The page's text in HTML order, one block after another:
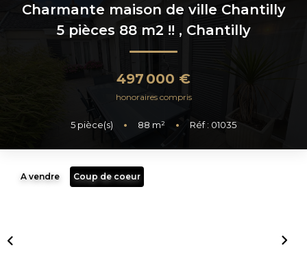
ESTIMER
BIENS VENDUS
CONTACT
Charmante maison de ville Chantilly
5 pièces 88 m2 !! , Chantilly
497 000 €
honoraires compris
5 pièce(s) • 88 m² • Réf : 01035
A vendre Coup de coeur